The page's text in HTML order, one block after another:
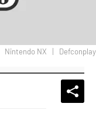
Defconplay
Nintendo NX